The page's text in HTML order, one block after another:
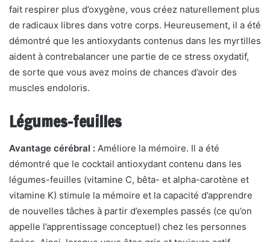
fait respirer plus d’oxygène, vous créez naturellement plus
de radicaux libres dans votre corps. Heureusement, il a été
démontré que les antioxydants contenus dans les myrtilles
aident à contrebalancer une partie de ce stress oxydatif,
de sorte que vous avez moins de chances d’avoir des
muscles endoloris.
Légumes-feuilles
Avantage cérébral : Améliore la mémoire. Il a été
démontré que le cocktail antioxydant contenu dans les
légumes-feuilles (vitamine C, bêta- et alpha-carotène et
vitamine K) stimule la mémoire et la capacité d’apprendre
de nouvelles tâches à partir d’exemples passés (ce qu’on
appelle l’apprentissage conceptuel) chez les personnes